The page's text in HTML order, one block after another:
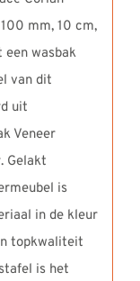
mm, 10 cm,
wasbak
van dit
uit
Veneer
Gelakt
is
in de kleur
topkwaliteit
is het